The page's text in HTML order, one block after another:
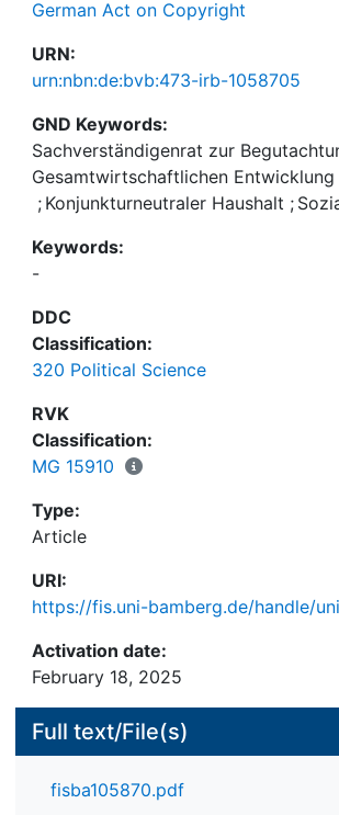
German Act on Copyright
URN:
urn:nbn:de:bvb:473-irb-1058705
GND Keywords:
Sachverständigenrat zur
Gesamtwirtschaftlichen Entwicklung
; Konjunkturneutraler Haushalt ;
Keywords:
-
DDC
Classification:
320 Political Science
RVK
Classification:
MG 15910
Type:
Article
URI:
https://fis.uni-bamberg.de/handle/
Activation date:
February 18, 2025
Full text/File(s)
fisba105870.pdf